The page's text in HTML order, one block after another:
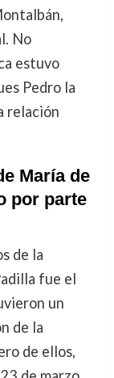
No
estuvo
Pedro la
relación
María de
por parte
de la
fue el
un
de la
de ellos,